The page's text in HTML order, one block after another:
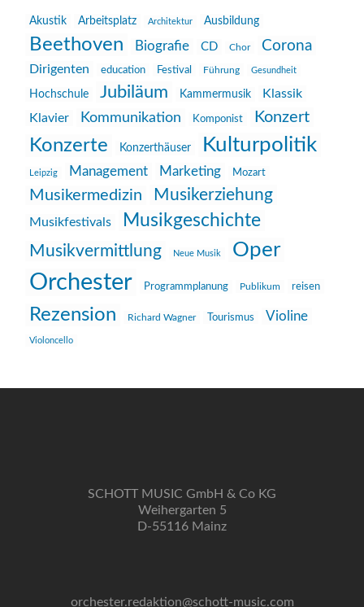
Akustik Arbeitsplatz Architektur Ausbildung
Beethoven Biografie CD Chor Corona
Dirigenten education Festival Führung Gesundheit
Hochschule Jubiläum Kammermusik
Klassik
Klavier
Kommunikation Komponist Konzert
Konzerte Konzerthäuser Kulturpolitik
Leipzig Management Marketing Mozart
Musikermedizin Musikerziehung
Musikfestivals Musikgeschichte
Musikvermittlung Neue Musik Oper
Orchester Programmplanung Publikum reisen
Rezension Richard Wagner Tourismus Violine
Violoncello
SCHOTT MUSIC GmbH & Co KG
Weihergarten 5
D-55116 Mainz
orchester.redaktion@schott-music.com